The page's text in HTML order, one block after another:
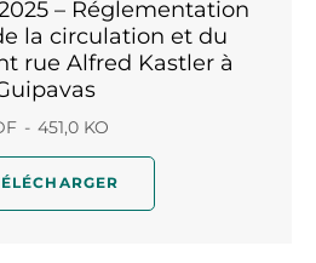
– Réglementation
la circulation et du
rue Alfred Kastler à
451,0 KO